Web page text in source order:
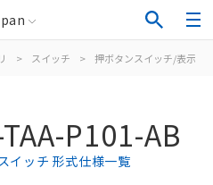
> スイッチ > 押ボタンスイッチ/表示灯
P101-AB
イッチ 形式仕様一覧